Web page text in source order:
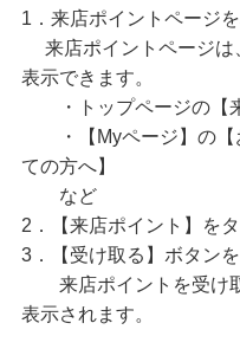
1．来店ポイントページを
来店ポイントページは
表示できます。
・トップページの【
・【Myページ】の【
ての方へ】
など
2．【来店ポイント】をタ
3．【受け取る】ボタンを
来店ポイントを受け
表示されます。